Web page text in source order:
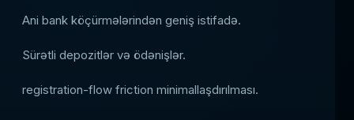
Ani bank köçürmələrindən geniş istifadə.
Sürətli depozitlər və ödənişlər.
registration-flow friction minimallaşdırılması.